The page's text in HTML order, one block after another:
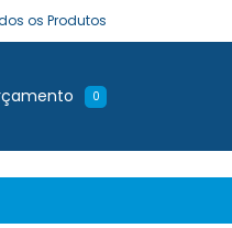
os Produtos
0